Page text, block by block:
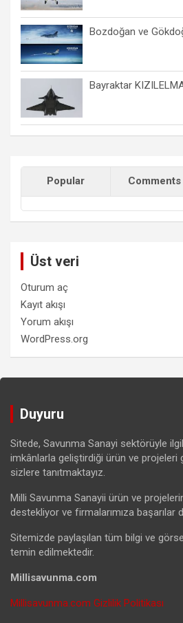
Bozdoğan ve
Bayraktar
Popular Comments
Üst veri
Oturum aç
Kayıt akışı
Yorum akışı
WordPress.org
Duyuru
Sitede, Savunma Sanayi sektörüyle
imkânlarla geliştirdiği ürün ve projeleri
sizlere tanıtmaktayız.
Milli Savunma Sanayii ürün ve
destekliyor ve firmalarımıza başarılar
Sitemizde paylaşılan tüm bilgi ve
temin edilmektedir.
Millisavunma.com
Millisavunma.com Gizlilik Politikası